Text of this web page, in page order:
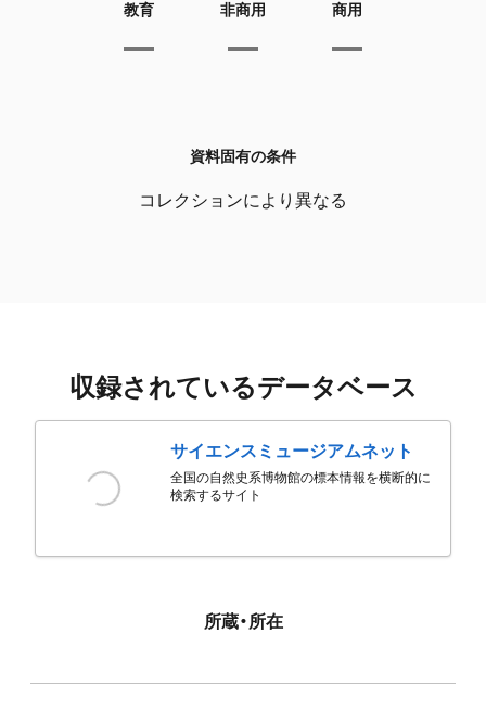
教育 非商用 商用
資料固有の条件
コレクションにより異なる
収録されているデータベース
サイエンスミュージアムネット
全国の自然史系博物館の標本情報を横断的に
検索するサイト
所蔵・所在